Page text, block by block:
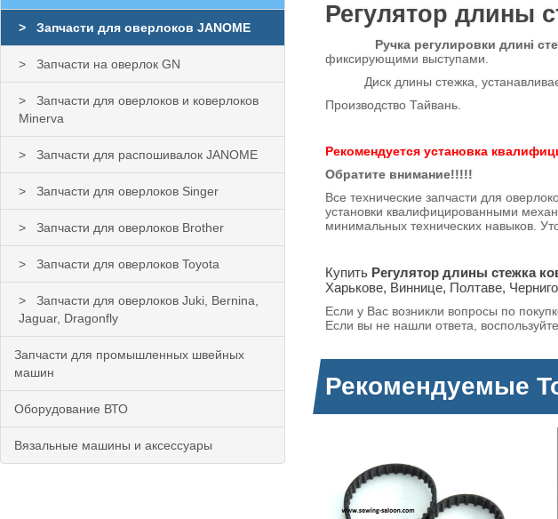
Запчасти для оверлоков JANOME
Запчасти на оверлок GN
Запчасти для оверлоков и коверлоков
Minerva
Запчасти для распошивалок JANOME
Запчасти для оверлоков Singer
Запчасти для оверлоков Brother
Запчасти для оверлоков Toyota
Запчасти для оверлоков Juki, Bernina,
Jaguar, Dragonfly
Запчасти для промышленных швейных
машин
Оборудование ВТО
Вязальные машины и аксессуары
Регулятор длины
Ручка регулировки длині
фиксирующими выступами.
Диск длины стежка,
Производство Тайвань.
Рекомендуется установка
Обратите внимание!!!!!
Все технические запчасти для
установки квалифицированными
минимальных технических навыков.
Купить Регулятор длины стежка
Харькове, Виннице, Полтаве,
Если у Вас возникли вопросы по
Если вы не нашли ответа,
Рекомендуемые